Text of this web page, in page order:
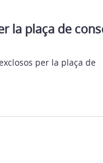
la plaça de
per la plaça de